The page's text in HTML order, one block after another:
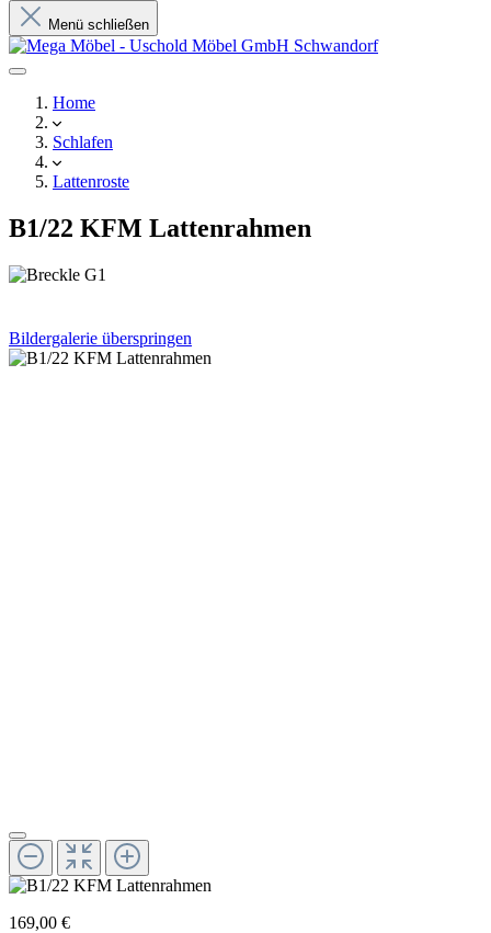
Menü schließen
Home
Schlafen
Lattenroste
B1/22 KFM Lattenrahmen
Bildergalerie überspringen
169,00 €